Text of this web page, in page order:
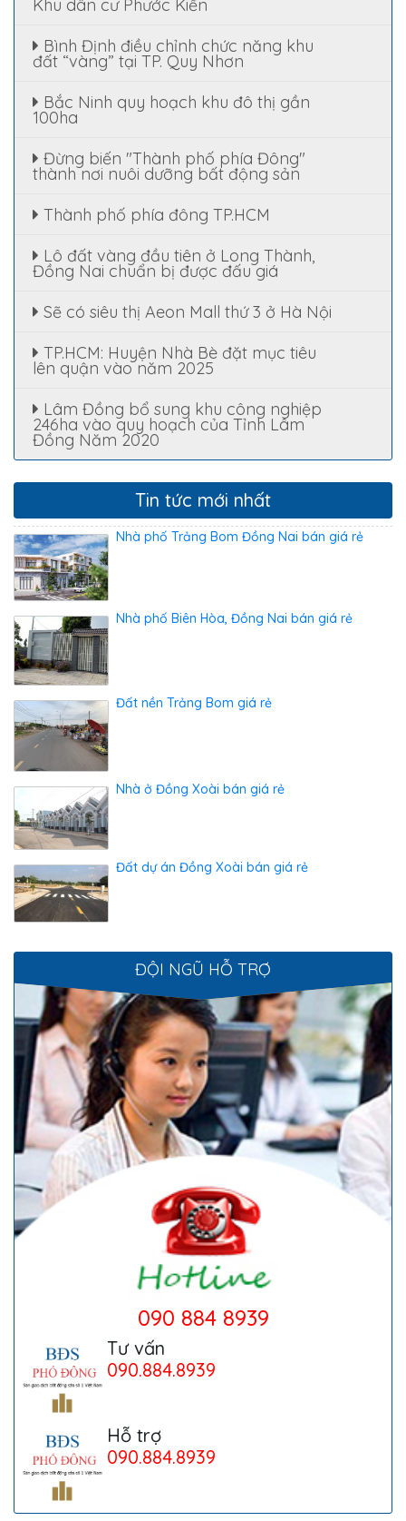
Khu dân cư Phước Kiển
Bình Định điều chỉnh chức năng khu
đất “vàng” tại TP. Quy Nhơn
Bắc Ninh quy hoạch khu đô thị gần
100ha
Đừng biến "Thành phố phía Đông"
thành nơi nuôi dưỡng bất động sản
Thành phố phía đông TP.HCM
Lô đất vàng đầu tiên ở Long Thành,
Đồng Nai chuẩn bị được đấu giá
Sẽ có siêu thị Aeon Mall thứ 3 ở Hà Nội
TP.HCM: Huyện Nhà Bè đặt mục tiêu
lên quận vào năm 2025
Lâm Đồng bổ sung khu công nghiệp
246ha vào quy hoạch của Tỉnh Lâm
Đồng Năm 2020
Tin tức mới nhất
Nhà phố Trảng Bom Đồng Nai bán giá rẻ
Nhà phố Biên Hòa, Đồng Nai bán giá rẻ
Đất nền Trảng Bom giá rẻ
Nhà ở Đồng Xoài bán giá rẻ
Đất dự án Đồng Xoài bán giá rẻ
ĐỘI NGŨ HỖ TRỢ
090 884 8939
Tư vấn
090.884.8939
Hỗ trợ
090.884.8939